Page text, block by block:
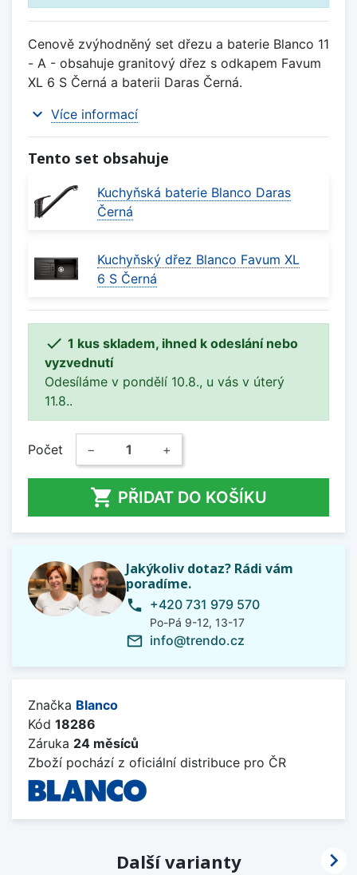
Cenově zvýhodněný set dřezu a baterie Blanco 11
- A - obsahuje granitový dřez s odkapem Favum
XL 6 S Černá a baterii Daras Černá.
expand_more Více informací
Tento set obsahuje
Kuchyňská baterie Blanco Daras
Černá
Kuchyňský dřez Blanco Favum XL
6 S Černá
 1 kus skladem, ihned k odeslání nebo
vyzvednutí
Odesíláme v pondělí 10.8., u vás v úterý
11.8..
Počet − +
 PŘIDAT DO KOŠÍKU
Jakýkoliv dotaz? Rádi vám
poradíme.
phone +420 731 979 570
Po-Pá 9-12, 13-17
mail_outline info@trendo.cz
Značka Blanco
Kód 18286
Záruka 24 měsíců
Zboží pochází z oficiální distribuce pro ČR
Další varianty 